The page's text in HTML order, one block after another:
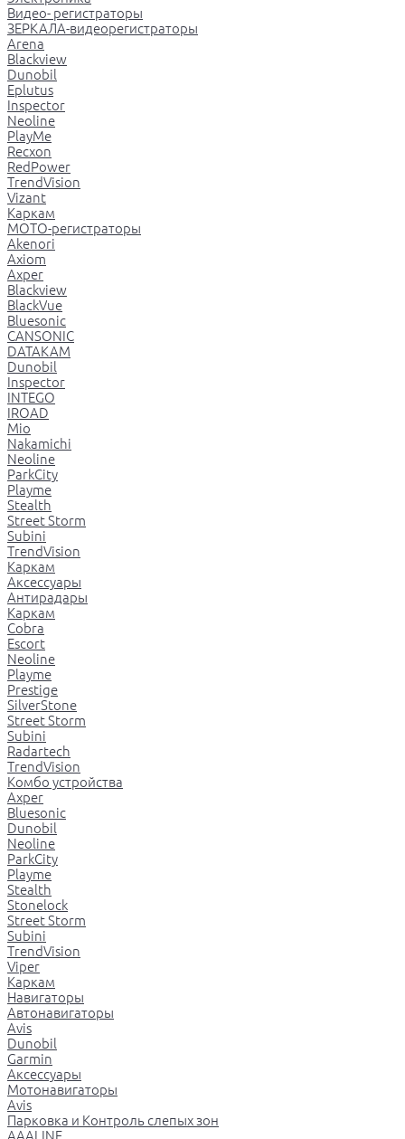
Видео- регистраторы
ЗЕРКАЛА-видеорегистраторы
Arena
Blackview
Dunobil
Eplutus
Inspector
Neoline
PlayMe
Recxon
RedPower
TrendVision
Vizant
Каркам
МОТО-регистраторы
Akenori
Axiom
Axper
Blackview
BlackVue
Bluesonic
CANSONIC
DATAKAM
Dunobil
Inspector
INTEGO
IROAD
Mio
Nakamichi
Neoline
ParkCity
Playme
Stealth
Street Storm
Subini
TrendVision
Каркам
Аксессуары
Антирадары
Каркам
Cobra
Escort
Neoline
Playme
Prestige
SilverStone
Street Storm
Subini
Radartech
TrendVision
Комбо устройства
Axper
Bluesonic
Dunobil
Neoline
ParkCity
Playme
Stealth
Stonelock
Street Storm
Subini
TrendVision
Viper
Каркам
Навигаторы
Автонавигаторы
Avis
Dunobil
Garmin
Аксессуары
Мотонавигаторы
Avis
Парковка и Контроль слепых зон
AAALINE